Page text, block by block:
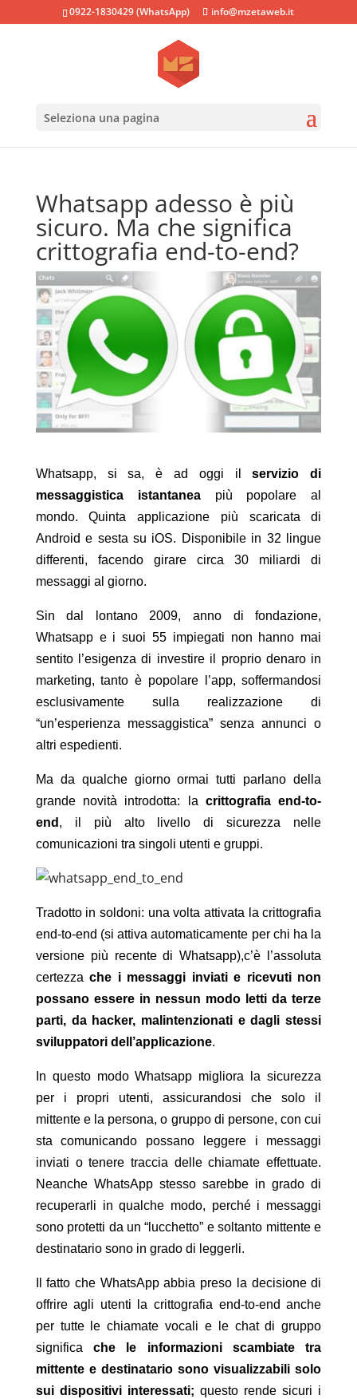
0922-1830429 (WhatsApp) info@mzetaweb.it
Seleziona una pagina
Whatsapp adesso è più
sicuro. Ma che significa
crittografia end-to-end?
Whatsapp, si sa, è ad oggi ilservizio di
messaggistica istantaneapiù popolare al
mondo. Quinta applicazione più scaricata di
Android e sesta su iOS. Disponibile in 32 lingue
differenti, facendo girare circa 30 miliardi di
messaggi al giorno.
Sin dal lontano 2009, anno di fondazione,
Whatsapp e i suoi 55 impiegati non hanno mai
sentito l’esigenza di investire il proprio denaro in
marketing, tanto è popolare l’app, soffermandosi
esclusivamente sulla realizzazione di
“un’esperienza messaggistica” senza annunci o
altri espedienti.
Ma da qualche giorno ormai tutti parlano della
grande novità introdotta: la crittografia end-to-
end , il più alto livello di sicurezza nelle
comunicazioni tra singoli utenti e gruppi.
Tradotto in soldoni: una volta attivata la crittografia
end-to-end (si attiva automaticamente per chi ha la
versione più recente di Whatsapp),c’è l’assoluta
certezzache i messaggi inviati e ricevuti non
possano essere in nessun modo letti da terze
parti, da hacker, malintenzionati e dagli stessi
sviluppatori dell’applicazione.
In questo modo Whatsapp migliora la sicurezza
per i propri utenti, assicurandosi che solo il
mittente e la persona, o gruppo di persone, con cui
sta comunicando possano leggere i messaggi
inviati o tenere traccia delle chiamate effettuate.
Neanche WhatsApp stesso sarebbe in grado di
recuperarli in qualche modo, perché i messaggi
sono protetti da un “lucchetto” e soltanto mittente e
destinatario sono in grado di leggerli.
Il fatto che WhatsApp abbia preso la decisione di
offrire agli utenti la crittografia end-to-end anche
per tutte le chiamate vocali e le chat di gruppo
significache le informazioni scambiate tra
mittente e destinatario sono visualizzabili solo
sui dispositivi interessati; questo rende sicuri i